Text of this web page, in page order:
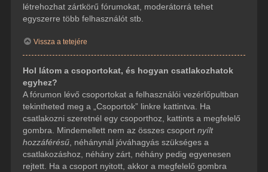
létrehozhat zártkörű fórumokat, moderátorrá tehet
egyszerre több felhasználót stb.
Vissza a tetejére
Hol látom a csoportokat, és hogyan csatlakozhatok
egyhez?
A fórumon lévő csoportokat a felhasználói vezérlőpultban
tekintheted meg a „Csoportok” linkre kattintva. Ha
csatlakozni szeretnél egy csoporthoz, kattints a megfelelő
gombra. Mindemellett nem az összes csoport nyílt
hozzáférésű, néhánynál jóváhagyás szükséges a
csatlakozáshoz, néhány zárt, néhány pedig egyenesen
rejtett. Ha a csoport nyitott, akkor a megfelelő gombra